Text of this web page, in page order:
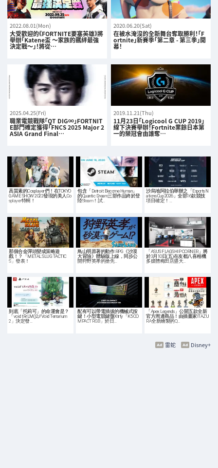
2022.08.01(Mon)
大受歡迎的《FORTNITE要塞英雄》將
舉辦「Katene盃 ～家族的羈絆最強
決定戰～」！將從…
2020.06.20(Sat)
在被水淹沒的全新舞台奪取勝利！「F
ortnite」新賽季「第二章 - 第三季」開
幕！
2025.04.25(Fri)
職業電競戰隊「QT DIG∞」FORTNIT
E部門確定獲得「FNCS 2025 Major 2
ASIA Grand Final…
2019.11.21(Thu)
11月23日「Logicool G CUP 2019」
線下決賽舉辦！Fortnite業餘日本第
一的榮冠會由誰奪…
高質素的Cosplayer們！在TOKYO
GAME SHOW 2022發現的美人Co
splayer特輯！
包含「Detroit: Become Human」
的Quantic Dream三部作品終於登
陸Steam！試…
沙烏地阿拉伯舉辦之「Esports N
ations Cup 2026」全部16款競技
項目確定！…
那個合金彈頭變成策略遊
戲！？「METAL SLUG TACTIC
S」發表！
鳥山明原著的動作 RPG《沙漠
大冒險》體驗版上線，同步公
開狩野英孝的搶先…
「ASUS FLAGSHIP CORNER」將
於3月10日(五)在友都八喜相機
多媒體梅田店盛大…
到底「托莉可」的命運會是？
「void tRrLM()2;//Void Terrarium
2」決定發…
配有可以帶電插拔的機械式按
鍵！小型電競鍵盤Xtrfy「K5 CO
MPACT RGB」於日…
「Apex Legends」公開五款全新
官方周邊商品！由插畫家ITAZU
RA全新繪製的Q…
Disney+
雷蛇